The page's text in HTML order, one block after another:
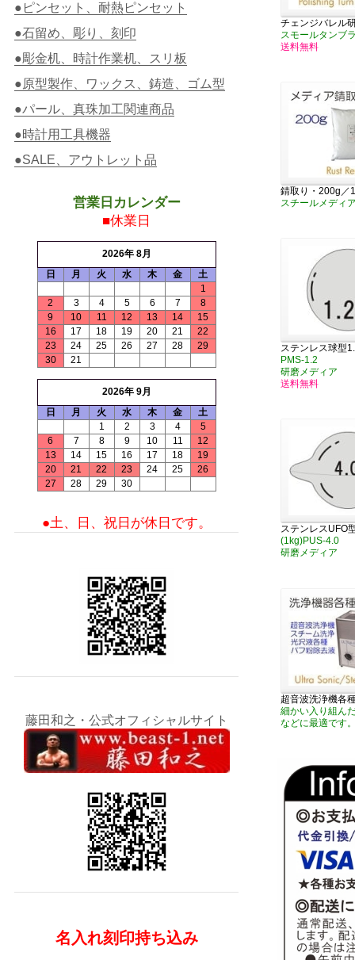
チェンジバレル
スモールタンブ
送料無料
錆取り・200g／
スチールメディ
ステンレス球型
PMS-1.2
研磨メディア
送料無料
ステンレスUFO
(1kg)PUS-4.0
研磨メディア
超音波洗浄機各
細かい入り組ん
などに最適です
●ピンセット、耐熱ピンセット
●石留め、彫り、刻印
●彫金机、時計作業机、スリ板
●原型製作、ワックス、鋳造、ゴム型
●パール、真珠加工関連商品
●時計用工具機器
●SALE、アウトレット品
営業日カレンダー
■休業日
2026年 8月
日
月 火 水 木 金
土
1
2
3 4 5 6 7
8
9
10 11 12 13 14
15
16
17 18 19 20 21
22
23
24 25 26 27 28
29
30
21
2026年 9月
日
月 火 水 木 金
土
1
2 3 4
5
6
7 8 9 10 11
12
13
14 15 16 17 18
19
20
21 22 23 24 25
26
27
28 29 30
●土、日、祝日が休日です。
藤田和之・公式オフィシャルサイト
名入れ刻印持ち込み